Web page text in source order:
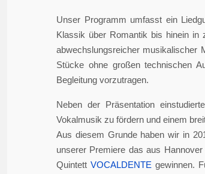
Unser Programm umfasst ein
Klassik über Romantik bis hinein in
abwechslungsreicher musikalischer
Stücke ohne großen technischen
Begleitung vorzutragen.
Neben der Präsentation
Vokalmusik zu fördern und einem
Aus diesem Grunde haben wir in
unserer Premiere das aus
Quintett VOCALDENTE gewinnen.